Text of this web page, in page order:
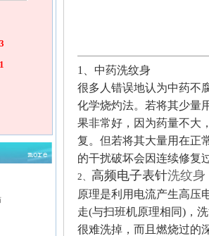
1、中药洗纹身
很多人错误地认为中药不
化学烧灼法。若将其少量
果非常好，因为药量不大
复。但若将其大量用在正
的干扰破坏会因连续修复
2、 高频电子表针洗纹身
原理是利用电流产生高压
走(与扫班机原理相同)，
很难洗掉，而且燃烧过的